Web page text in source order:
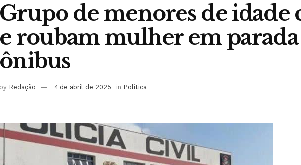
Grupo de menores de idade
e roubam mulher em
ônibus
by Redação 4 de abril de 2025 in Política